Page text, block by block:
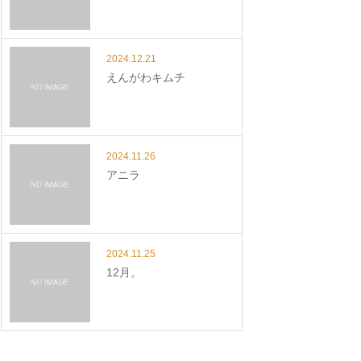
2024.12.21
えんがわキムチ
2024.11.26
アニラ
2024.11.25
12月。